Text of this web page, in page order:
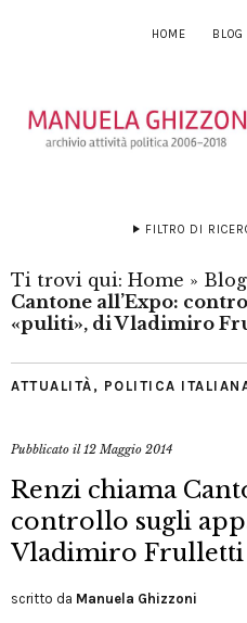
HOME BLOG
FILTRO DI
Ti trovi qui: Home » Blog
Cantone all’Expo:
«puliti», di Vladimiro
ATTUALITÀ , POLITICA
Pubblicato il12 Maggio 2014
Renzi chiama
controllo sugli
Vladimiro Frulletti
scritto da Manuela Ghizzoni